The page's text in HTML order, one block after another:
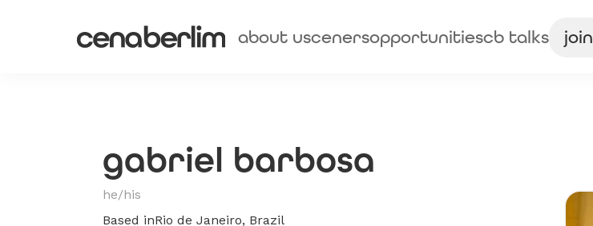
about uscenersopportunitiescb talks join
gabriel barbosa
he/his
Based inRio de Janeiro, Brazil